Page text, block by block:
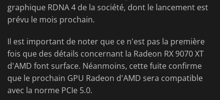
graphique RDNA 4 de la société, dont le lancement est
prévu le mois prochain.
Il est important de noter que ce n'est pas la première
fois que des détails concernant la Radeon RX 9070 XT
d'AMD font surface. Néanmoins, cette fuite confirme
que le prochain GPU Radeon d'AMD sera compatible
avec la norme PCIe 5.0.